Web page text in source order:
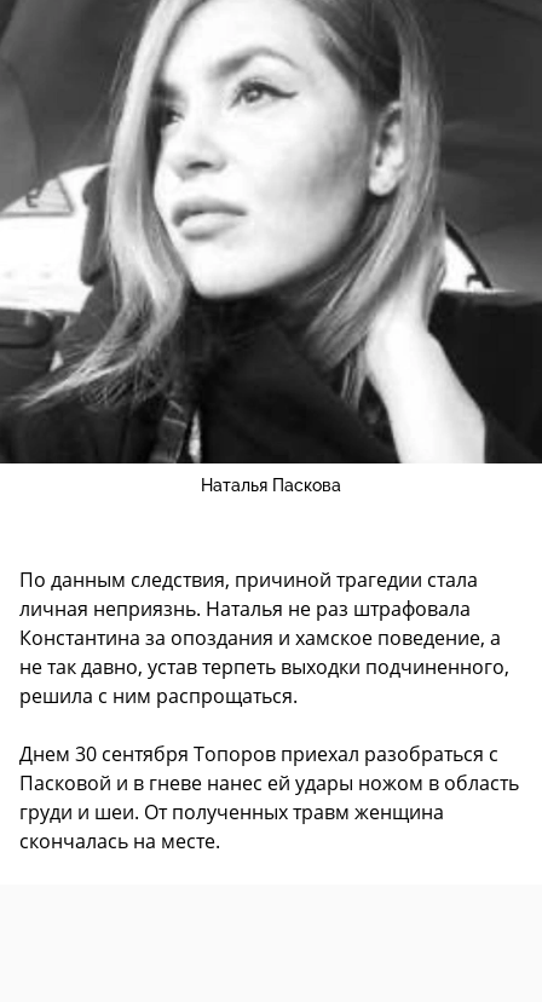
Наталья Паскова
По данным следствия, причиной трагедии стала
личная неприязнь. Наталья не раз штрафовала
Константина за опоздания и хамское поведение, а
не так давно, устав терпеть выходки подчиненного,
решила с ним распрощаться.
Днем 30 сентября Топоров приехал разобраться с
Пасковой и в гневе нанес ей удары ножом в область
груди и шеи. От полученных травм женщина
скончалась на месте.